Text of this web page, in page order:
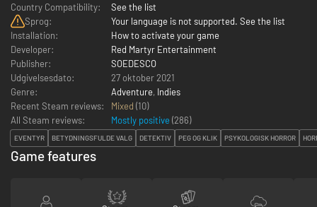
Country Compatibility:
See the list
Sprog:
Your language is not supported. See the list
Installation:
How to activate your game
Developer:
Red Martyr Entertainment
Publisher:
SOEDESCO
Udgivelsesdato:
27 oktober 2021
Genre:
Adventure, Indies
Recent Steam reviews:
Mixed (10)
All Steam reviews:
Mostly positive (286)
EVENTYR BETYDNINGSFULDE VALG DETEKTIV PEG OG KLIK PSYKOLOGISK HORROR
Game features